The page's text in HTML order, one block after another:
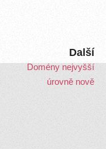
Další
Domény nejvyšší
úrovně nově